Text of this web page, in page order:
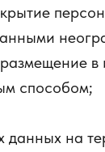
способом;
на